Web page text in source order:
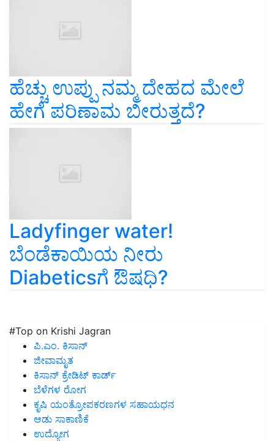
ಹೆಚ್ಚು ಉಪ್ಪು ನಮ್ಮ ದೇಹದ ಮೇಲೆ
ಹೇಗೆ ಪರಿಣಾಮ ಬೀರುತ್ತದೆ?
Ladyfinger water!
ಬೆಂಡೆಕಾಯಿಯ ನೀರು
Diabeticsಗೆ ಔಷಧಿ?
#Top on Krishi Jagran
ಪಿ.ಎಂ. ಕಿಸಾನ್
ಜೀವಾಮೃತ
ಕಿಸಾನ್ ಕ್ರೇಡಿಟ್ ಕಾರ್ಡ್
ಬೆಳೆಗಳ ರೋಗ
ಕೃಷಿ ಯಂತ್ರೋಪಕರಣಗಳ ಸಹಾಯಧನ
ಆಡು ಸಾಕಾಣಿಕೆ
ಉದ್ಯೋಗ